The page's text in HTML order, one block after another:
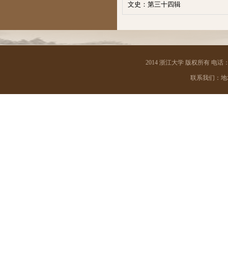
文史：第三十四辑
2014 浙江大学 版权所有 电话
联系我们：地